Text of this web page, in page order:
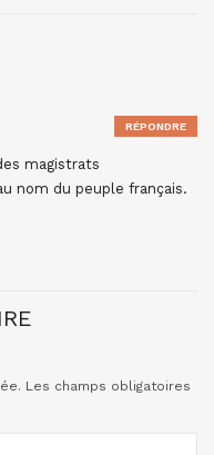
magistrats
nom du peuple français.
RÉPONDRE
Les champs obligatoires